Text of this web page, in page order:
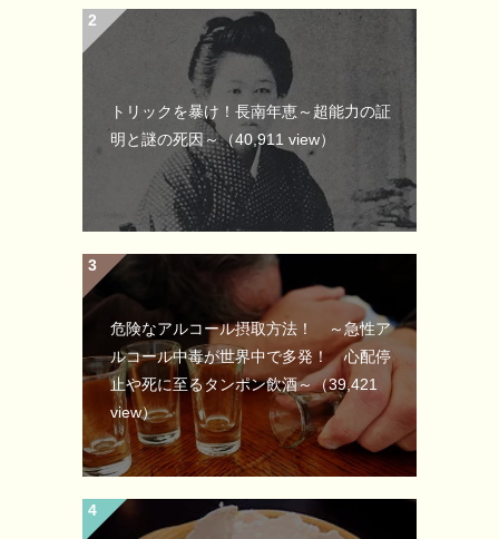
トリックを暴け！長南年恵～超能力の証
明と謎の死因～（40,911 view）
危険なアルコール摂取方法！ ～急性ア
ルコール中毒が世界中で多発！ 心配停
止や死に至るタンポン飲酒～（39,421
view）